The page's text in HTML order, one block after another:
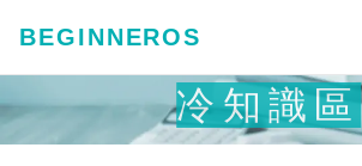
BEGINNEROS
冷知識區